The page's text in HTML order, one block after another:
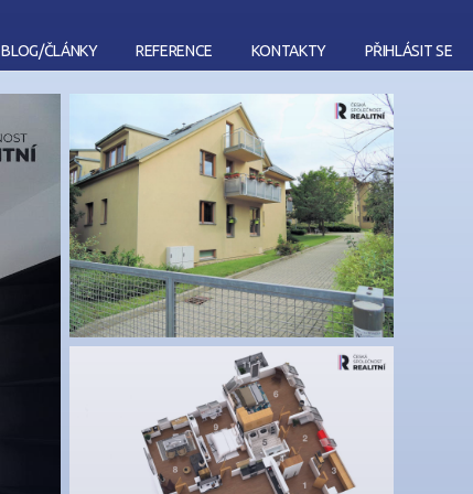
BLOG/ČLÁNKY REFERENCE KONTAKTY PŘIHLÁSIT SE